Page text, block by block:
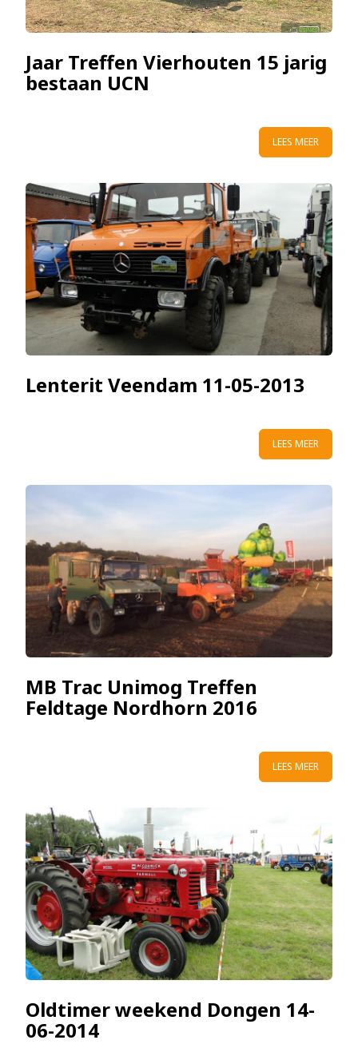
Jaar Treffen Vierhouten 15 jarig
bestaan UCN
LEES MEER
Lenterit Veendam 11-05-2013
LEES MEER
MB Trac Unimog Treffen
Feldtage Nordhorn 2016
LEES MEER
Oldtimer weekend Dongen 14-
06-2014